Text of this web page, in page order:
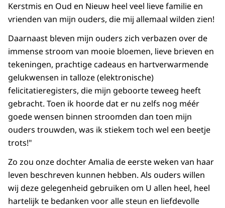
Kerstmis en Oud en Nieuw heel veel lieve familie en
vrienden van mijn ouders, die mij allemaal wilden zien!
Daarnaast bleven mijn ouders zich verbazen over de
immense stroom van mooie bloemen, lieve brieven en
tekeningen, prachtige cadeaus en hartverwarmende
gelukwensen in talloze (elektronische)
felicitatieregisters, die mijn geboorte teweeg heeft
gebracht. Toen ik hoorde dat er nu zelfs nog méér
goede wensen binnen stroomden dan toen mijn
ouders trouwden, was ik stiekem toch wel een beetje
trots!"
Zo zou onze dochter Amalia de eerste weken van haar
leven beschreven kunnen hebben. Als ouders willen
wij deze gelegenheid gebruiken om U allen heel, heel
hartelijk te bedanken voor alle steun en liefdevolle